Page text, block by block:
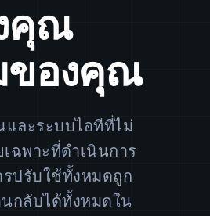
คุณ
ของคุณ
ละระบบไอทีที่ไม่
ฉพาะที่ดำเนินการ
ปรับใช้ทั้งหมดถูก
กลับได้ทั้งหมดใน